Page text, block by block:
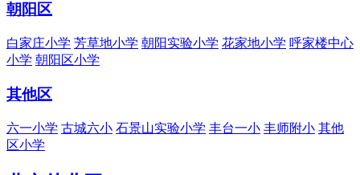
朝阳区
白家庄小学 芳草地小学 朝阳实验小学 花家地小学 呼家楼中心
小学 朝阳区小学
其他区
六一小学 古城六小 石景山实验小学 丰台一小 丰师附小 其他
区小学